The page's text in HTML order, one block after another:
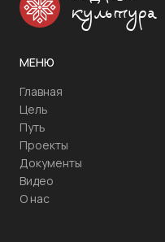
культура
МЕНЮ
Главная
Цель
Путь
Проекты
Документы
Видео
О нас